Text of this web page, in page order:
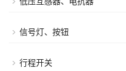
信号灯、按钮
行程开关